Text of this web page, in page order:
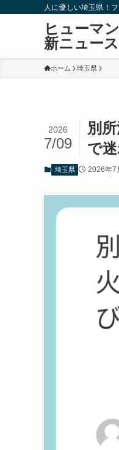
人に優しい埼玉県！
ヒューマ
新ニュース
ホーム 埼玉県
別
で
2026
7/09
埼玉県 2026年7